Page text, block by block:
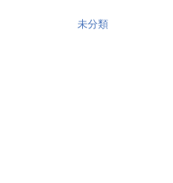
未分類